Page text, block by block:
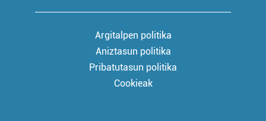
Argitalpen politika
Aniztasun politika
Pribatutasun politika
Cookieak